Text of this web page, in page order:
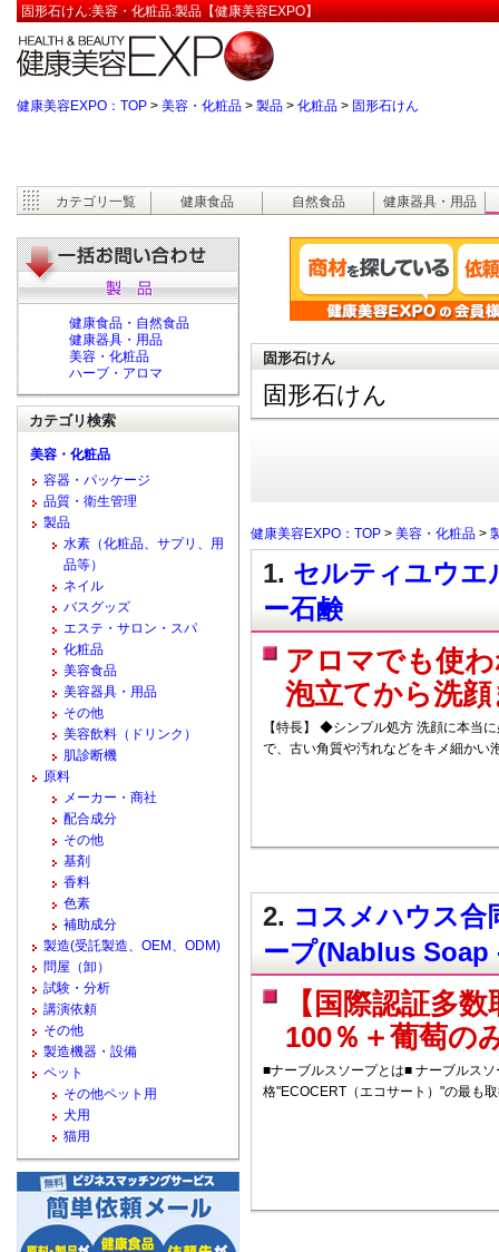
固形石けん:美容・化粧品:製品【健康美容EXPO】
健康美容EXPO：TOP > 美容・化粧品 > 製品 > 化粧品 > 固形石けん
カテゴリ一覧 健康食品 自然食品 健康器具・用品
固形石けん
固形石けん
健康美容EXPO：TOP > 美容・化粧品 >
1. セルティユウ
ー石鹸
アロマでも使
泡立てから洗
【特長】 ◆シンプル処方 洗顔に本当
で、古い角質や汚れなどをキメ細かい
2. コスメハウス合
ープ(Nablus Soap
【国際認証多
100％＋葡萄の
■ナーブルスソープとは■ ナーブルス
格"ECOCERT（エコサート）"の最も
健康食品・自然食品
健康器具・用品
美容・化粧品
ハーブ・アロマ
カテゴリ検索
美容・化粧品
容器・パッケージ
品質・衛生管理
製品
水素（化粧品、サプリ、用
品等）
ネイル
バスグッズ
エステ・サロン・スパ
化粧品
美容食品
美容器具・用品
その他
美容飲料（ドリンク）
肌診断機
原料
メーカー・商社
配合成分
その他
基剤
香料
色素
補助成分
製造(受託製造、OEM、ODM)
問屋（卸）
試験・分析
講演依頼
その他
製造機器・設備
ペット
その他ペット用
犬用
猫用